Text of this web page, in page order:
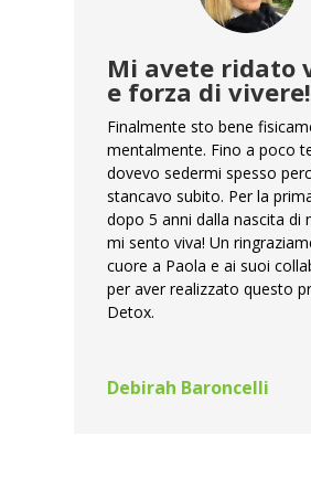
Mi avete ridato
e forza di vivere!
Finalmente sto bene
mentalmente. Fino a poco
dovevo sedermi spesso
stancavo subito. Per la
dopo 5 anni dalla nascita di
mi sento viva! Un
cuore a Paola e ai suoi
per aver realizzato questo
Detox.
Debirah Baroncelli